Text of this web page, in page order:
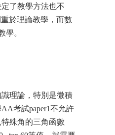
了教學方法也不
於理論教學，而數
學。
理論，特別是微積
考試paper1不允許
殊角的三角函數